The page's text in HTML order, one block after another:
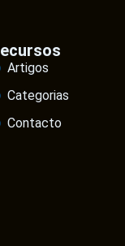
Artigos
Categorias
Contacto